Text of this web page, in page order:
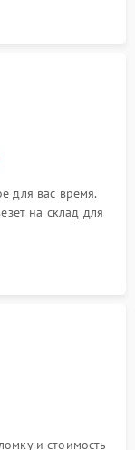
для вас время.
на склад для
и стоимость